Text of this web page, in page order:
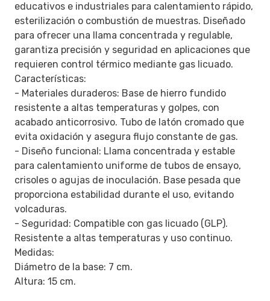
educativos e industriales para calentamiento rápido,
esterilización o combustión de muestras. Diseñado
para ofrecer una llama concentrada y regulable,
garantiza precisión y seguridad en aplicaciones que
requieren control térmico mediante gas licuado.
Características:
- Materiales duraderos: Base de hierro fundido
resistente a altas temperaturas y golpes, con
acabado anticorrosivo. Tubo de latón cromado que
evita oxidación y asegura flujo constante de gas.
- Diseño funcional: Llama concentrada y estable
para calentamiento uniforme de tubos de ensayo,
crisoles o agujas de inoculación. Base pesada que
proporciona estabilidad durante el uso, evitando
volcaduras.
- Seguridad: Compatible con gas licuado (GLP).
Resistente a altas temperaturas y uso continuo.
Medidas:
Diámetro de la base: 7 cm.
Altura: 15 cm.